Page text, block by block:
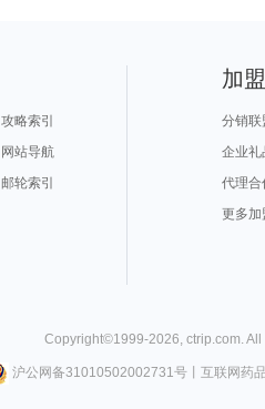
攻略索引
网站导航
邮轮索引
加
分销联
企业礼
代理合
更多加
Copyright©1999-2026 ctrip.com .
沪公网备31010502002731号丨 互联网药